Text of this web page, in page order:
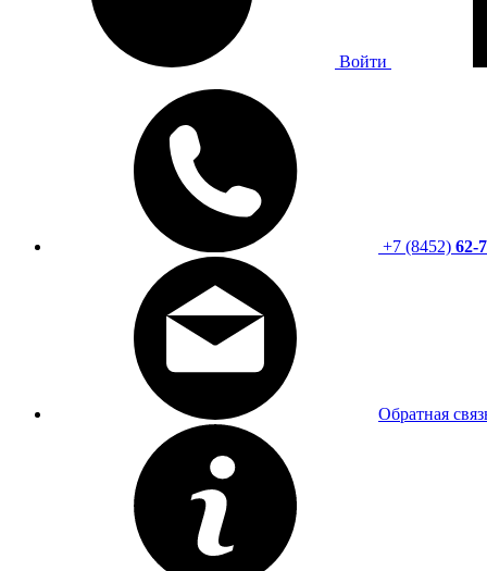
Войти
+7 (8452) 62-
Обратная